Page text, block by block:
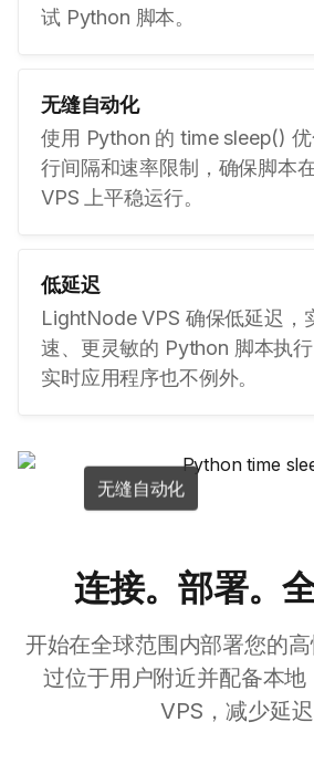
试 Python 脚本。
无缝自动化
使用 Python 的 time sleep() 优
行间隔和速率限制，确保脚本
VPS 上平稳运行。
低延迟
LightNode VPS 确保低延迟，
速、更灵敏的 Python 脚本执
实时应用程序也不例外。
无缝自动化
连接。部署。
开始在全球范围内部署您的
过位于用户附近并配备本地
VPS，减少延迟